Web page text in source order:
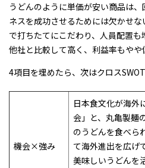
うどんのように単価が安い商品は
ネスを成功させるためには欠かせ
で打ちたてにこだわり、人員配置
他社と比較して高く、利益率もやや
4項目を埋めたら、次はクロス
機会×強み
日本食文化が海外
会」と、丸亀製麺
のうどんを食べら
て海外進出を広げ
美味しいうどんを